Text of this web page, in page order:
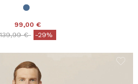
99,00 €
reduced from
€to-29%